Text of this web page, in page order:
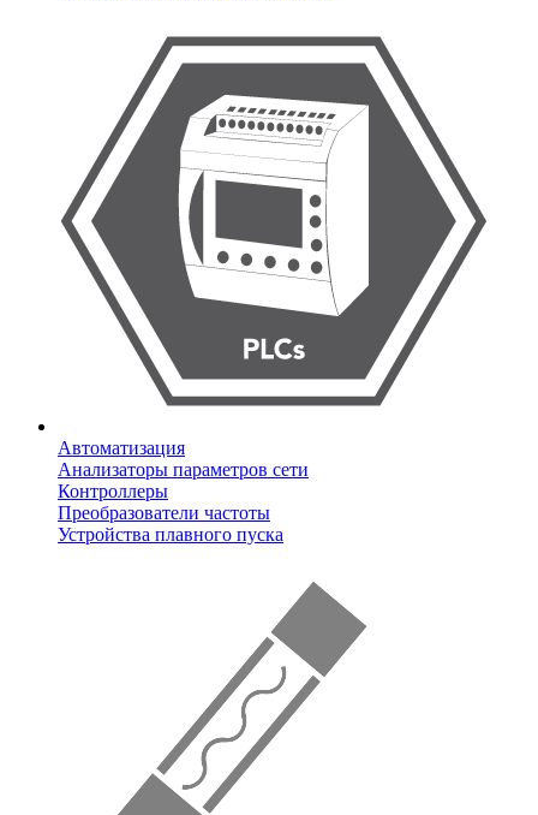
Автоматизация
Анализаторы параметров сети
Контроллеры
Преобразователи частоты
Устройства плавного пуска